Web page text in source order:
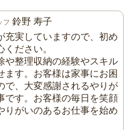
フ 鈴野 寿子
充実していますので、初め
ださい。
や整理収納の経験やスキル
ます。お客様は家事にお困
で、大変感謝されるやりが
です。お客様の毎日を笑顔
りがいのあるお仕事を始め